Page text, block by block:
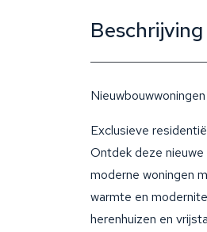
Beschrijving
Exclusieve
Ontdek deze
moderne woningen
warmte en
herenhuizen en